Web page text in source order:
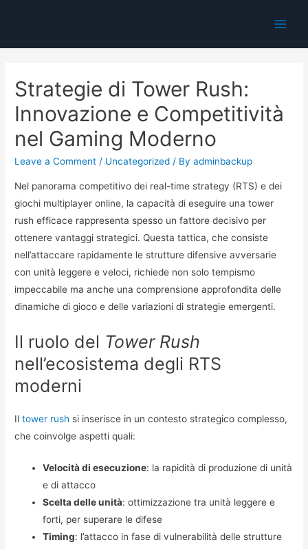
Strategie di Tower Rush:
Innovazione e Competitività
nel Gaming Moderno
Leave a Comment / Uncategorized / Byadminbackup
Nel panorama competitivo dei real-time strategy (RTS) e dei
giochi multiplayer online, la capacità di eseguire unatower
rush efficace rappresenta spesso un fattore decisivo per
ottenere vantaggi strategici. Questa tattica, che consiste
nell’attaccare rapidamente le strutture difensive avversarie
con unità leggere e veloci, richiede non solo tempismo
impeccabile ma anche una comprensione approfondita delle
dinamiche di gioco e delle variazioni di strategie emergenti.
Il ruolo del Tower Rush
nell’ecosistema degli RTS
moderni
Iltower rush si inserisce in un contesto strategico complesso,
che coinvolge aspetti quali:
Velocità di esecuzione: la rapidità di produzione di unità
e di attacco
Scelta delle unità: ottimizzazione tra unità leggere e
forti, per superare le difese
Timing: l’attacco in fase di vulnerabilità delle strutture